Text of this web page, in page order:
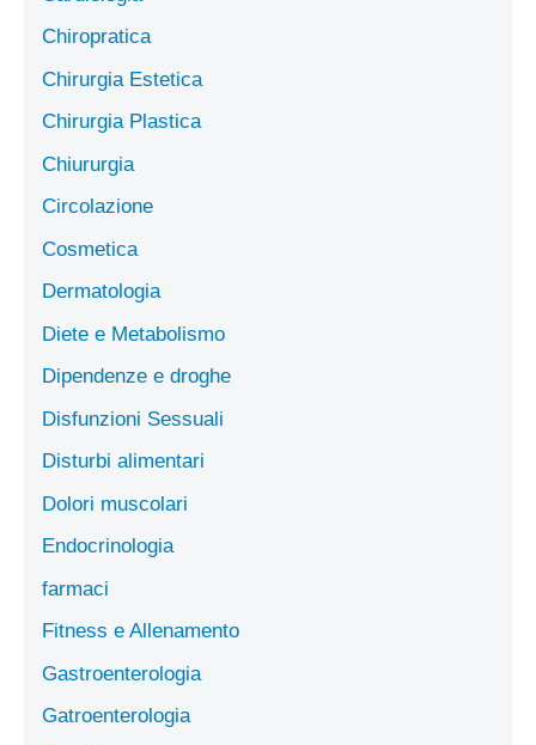
Chiropratica
Chirurgia Estetica
Chirurgia Plastica
Chiururgia
Circolazione
Cosmetica
Dermatologia
Diete e Metabolismo
Dipendenze e droghe
Disfunzioni Sessuali
Disturbi alimentari
Dolori muscolari
Endocrinologia
farmaci
Fitness e Allenamento
Gastroenterologia
Gatroenterologia